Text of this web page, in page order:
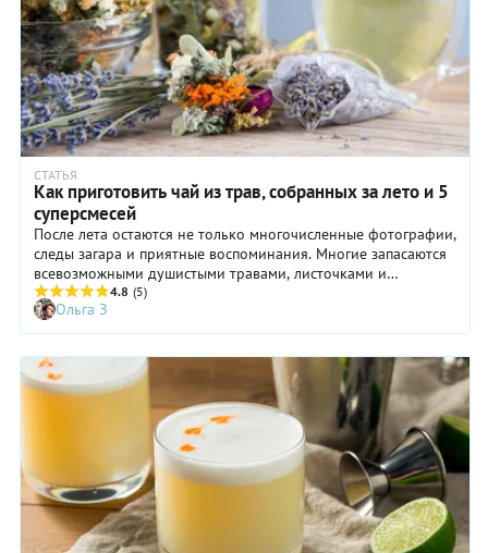
СТАТЬЯ
Как приготовить чай из трав, собранных за лето и 5
суперсмесей
После лета остаются не только многочисленные фотографии,
следы загара и приятные воспоминания. Многие запасаются
всевозможными душистыми травами, листочками и
цветочками, чтобы потом – осенью и зимой – готовить с
ними чаи и прочие согревающие напитки. Утренний чай с
шиповником и пряностями разбудит вас. Чашка чёрного чая
с листьями смородины расположит к неторопливому
вечернему разговору. Чай с ромашкой и душицей прогонит
прочь дневные заботы и позволит крепче заснуть.
4.8 (5)
Ольга З